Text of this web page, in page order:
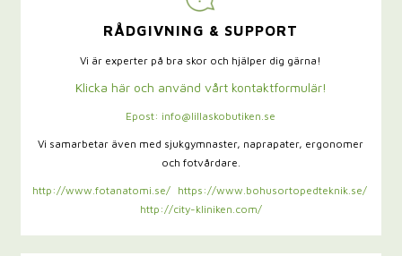
RÅDGIVNING & SUPPORT
Vi är experter på bra skor och hjälper dig gärna!
Klicka här och använd vårt kontaktformulär!
Epost: info@lillaskobutiken.se
Vi samarbetar även med sjukgymnaster, naprapater, ergonomer
och fotvårdare.
http://www.fotanatomi.se/
https://www.bohusortopedteknik.se/
http://city-kliniken.com/